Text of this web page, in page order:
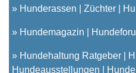
» Hunderassen Züchter
» Hundemagazin
» Hundehaltung Ratgeber
Hundeausstellungen